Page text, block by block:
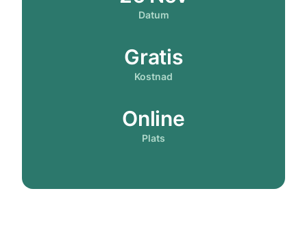
Datum
Gratis
Kostnad
Online
Plats